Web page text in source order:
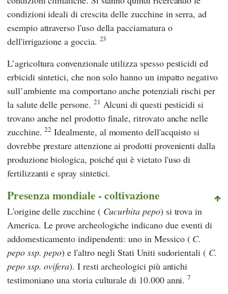
condizioni ideali di crescita delle zucchine in serra, ad
esempio attraverso l'uso della pacciamatura o
dell'irrigazione a goccia. 23
L’agricoltura convenzionale utilizza spesso pesticidi ed
erbicidi sintetici, che non solo hanno un impatto negativo
sull’ambiente ma comportano anche potenziali rischi per
la salute delle persone. 21 Alcuni di questi pesticidi si
trovano anche nel prodotto finale, ritrovato anche nelle
zucchine.22 Idealmente, al momento dell'acquisto si
dovrebbe prestare attenzione ai prodotti provenienti dalla
produzione biologica, poiché qui è vietato l'uso di
fertilizzanti e spray sintetici.
Presenza mondiale - coltivazione
L'origine delle zucchine ( Cucurbita pepo) si trova in
America. Le prove archeologiche indicano due eventi di
addomesticamento indipendenti: uno in Messico ( C.
pepo ssp. pepo) e l'altro negli Stati Uniti sudorientali ( C.
pepo ssp. ovifera). I resti archeologici più antichi
testimoniano una storia culturale di 10.000 anni.7